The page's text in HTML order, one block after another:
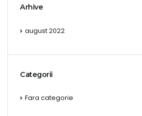
Arhive
august 2022
Categorii
Fara categorie